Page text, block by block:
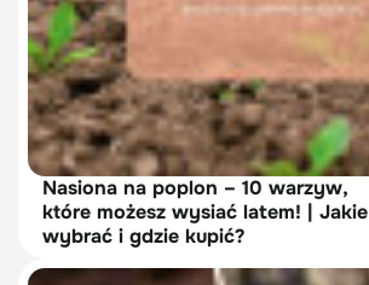
Nasiona na poplon – 10 warzyw,
które możesz wysiać latem! | Jakie
wybrać i gdzie kupić?